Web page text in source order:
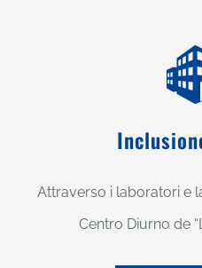
Attraverso i laboratori e
Centro Diurno de